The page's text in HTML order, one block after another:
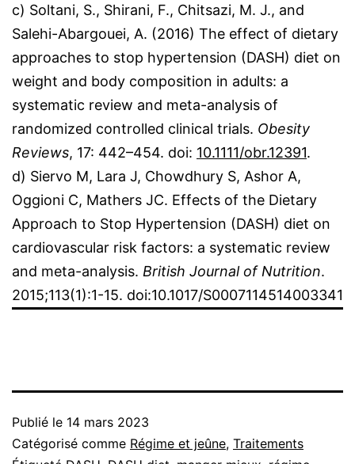
c) Soltani, S., Shirani, F., Chitsazi, M. J., and
Salehi-Abargouei, A. (2016) The effect of dietary
approaches to stop hypertension (DASH) diet on
weight and body composition in adults: a
systematic review and meta-analysis of
randomized controlled clinical trials. Obesity
Reviews, 17: 442–454. doi: 10.1111/obr.12391.
d) Siervo M, Lara J, Chowdhury S, Ashor A,
Oggioni C, Mathers JC. Effects of the Dietary
Approach to Stop Hypertension (DASH) diet on
cardiovascular risk factors: a systematic review
and meta-analysis. British Journal of Nutrition.
2015;113(1):1-15. doi:10.1017/S0007114514003341
Publié le 14 mars 2023
Catégorisé comme Régime et jeûne, Traitements